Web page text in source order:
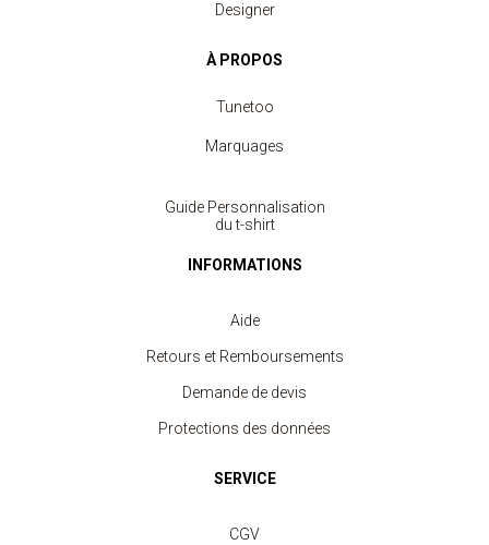
Designer
À PROPOS
Tunetoo
Marquages
Guide Personnalisation
du t-shirt
INFORMATIONS
Aide
Retours et Remboursements
Demande de devis
Protections des données
SERVICE
CGV